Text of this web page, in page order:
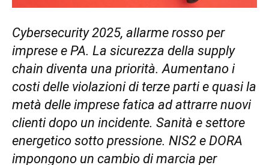
Cybersecurity 2025, allarme rosso per
imprese e PA. La sicurezza della supply
chain diventa una priorità. Aumentano i
costi delle violazioni di terze parti e quasi la
metà delle imprese fatica ad attrarre nuovi
clienti dopo un incidente. Sanità e settore
energetico sotto pressione. NIS2 e DORA
impongono un cambio di marcia per